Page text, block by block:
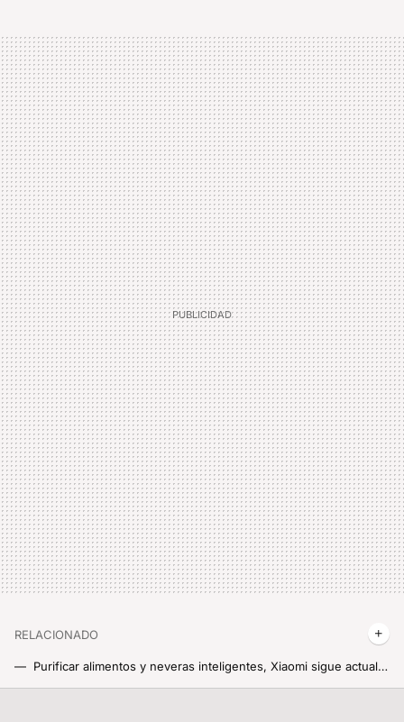
RELACIONADO
Purificar alimentos y neveras inteligentes, Xiaomi sigue actualizando tu cocina al siglo 21